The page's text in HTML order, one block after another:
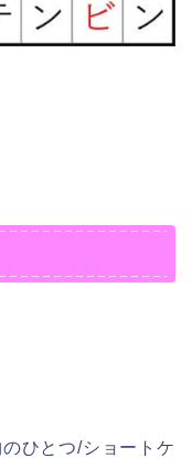
ひとつ/ショートケ